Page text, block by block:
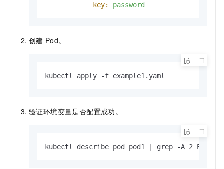
key:
password
创建 Pod。
kubectl apply -f example1.yaml
验证环境变量是否配置成功。
kubectl describe pod pod1 | grep -A 2